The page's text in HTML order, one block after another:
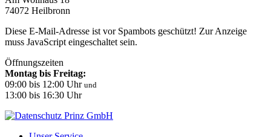
74072 Heilbronn
Diese E-Mail-Adresse ist vor Spambots geschützt! Zur Anzeige
muss JavaScript eingeschaltet sein.
Öffnungszeiten
Montag bis Freitag:
09:00 bis 12:00 Uhr und
13:00 bis 16:30 Uhr